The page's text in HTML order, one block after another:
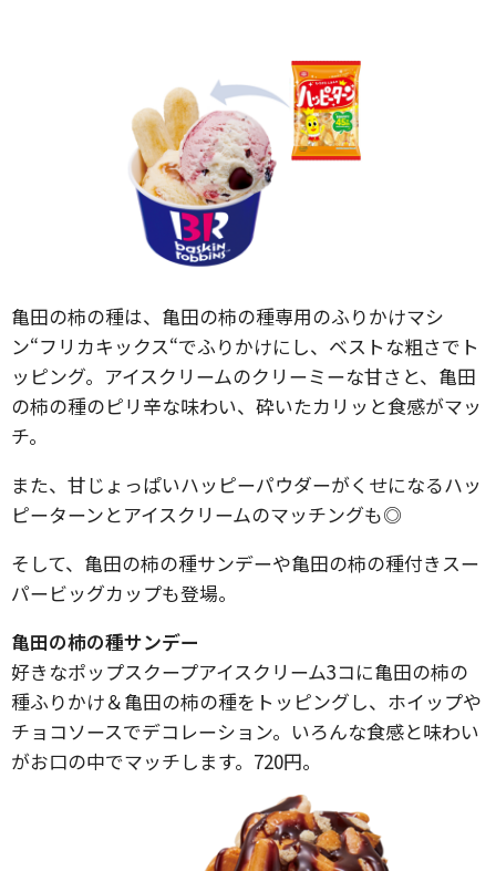
亀田の柿の種は、亀田の柿の種専用のふりかけマシ
ン“フリカキックス“でふりかけにし、ベストな粗さでト
ッピング。アイスクリームのクリーミーな甘さと、亀田
の柿の種のピリ辛な味わい、砕いたカリッと食感がマッ
チ。
また、甘じょっぱいハッピーパウダーがくせになるハッ
ピーターンとアイスクリームのマッチングも◎
そして、亀田の柿の種サンデーや亀田の柿の種付きスー
パービッグカップも登場。
亀田の柿の種サンデー
好きなポップスクープアイスクリーム3コに亀田の柿の
種ふりかけ＆亀田の柿の種をトッピングし、ホイップや
チョコソースでデコレーション。いろんな食感と味わい
がお口の中でマッチします。720円。